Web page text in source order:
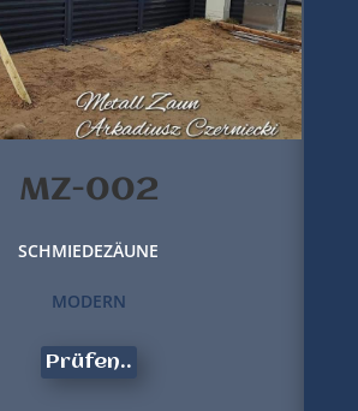
MZ-002
SCHMIEDEZÄUNE
MODERN
Prüfen..